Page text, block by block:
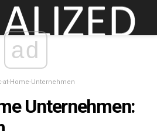
ad
at-Home-Unternehmen
Unternehmen: